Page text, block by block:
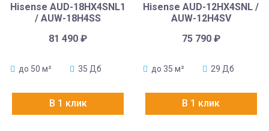
Hisense AUD-18HX4SNL1
/ AUW-18H4SS
81 490₽
до 50 м² 35 Дб
В 1 клик
Hisense AUD-12HX4SNL /
AUW-12H4SV
75 790 ₽
до 35 м² 29 Дб
В 1 клик